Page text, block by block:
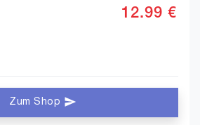
12.99 €
Zum Shop